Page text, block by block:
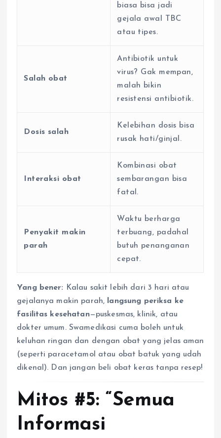
biasa bisa jadi
gejala awal TBC
atau tipes.
Salah obat
Antibiotik untuk
virus? Gak mempan,
malah bikin
resistensi antibiotik.
Dosis salah
Kelebihan dosis bisa
rusak hati/ginjal.
Interaksi obat
Kombinasi obat
sembarangan bisa
fatal.
Penyakit makin
parah
Waktu berharga
terbuang, padahal
butuh penanganan
cepat.
Yang bener: Kalau sakit lebih dari 3 hari atau
gejalanya makin parah, langsung periksa ke
fasilitas kesehatan—puskesmas, klinik, atau
dokter umum. Swamedikasi cuma boleh untuk
keluhan ringan dan dengan obat yang jelas aman
(seperti paracetamol atau obat batuk yang udah
dikenal). Dan jangan beli obat keras tanpa resep!
Mitos #5: “Semua
Informasi